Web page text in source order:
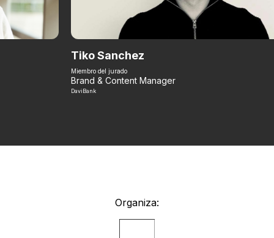
Tiko Sanchez
Miembro del jurado
Brand & Content Manager
DaviBank
Organiza: